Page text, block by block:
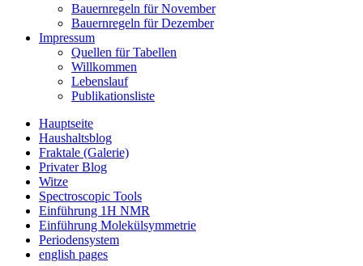
Bauernregeln für November
Bauernregeln für Dezember
Impressum
Quellen für Tabellen
Willkommen
Lebenslauf
Publikationsliste
Hauptseite
Haushaltsblog
Fraktale (Galerie)
Privater Blog
Witze
Spectroscopic Tools
Einführung 1H NMR
Einführung Molekülsymmetrie
Periodensystem
english pages